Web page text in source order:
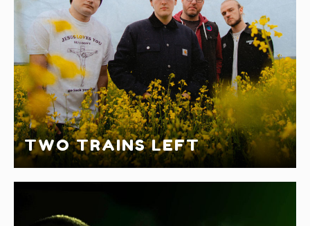
TWO TRAINS LEFT